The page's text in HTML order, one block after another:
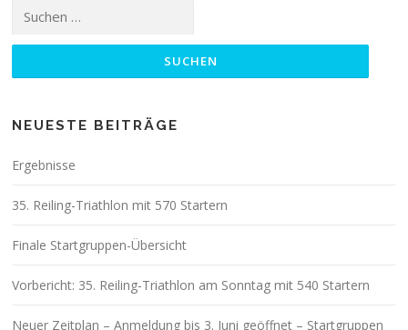
nach:
NEUESTE BEITRÄGE
Ergebnisse
35. Reiling-Triathlon mit 570 Startern
Finale Startgruppen-Übersicht
Vorbericht: 35. Reiling-Triathlon am Sonntag mit 540 Startern
Neuer Zeitplan – Anmeldung bis 3. Juni geöffnet – Startgruppen